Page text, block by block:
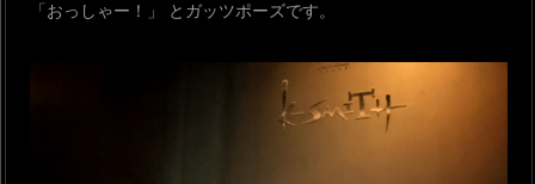
「おっしゃー！」
とガッツポーズです。